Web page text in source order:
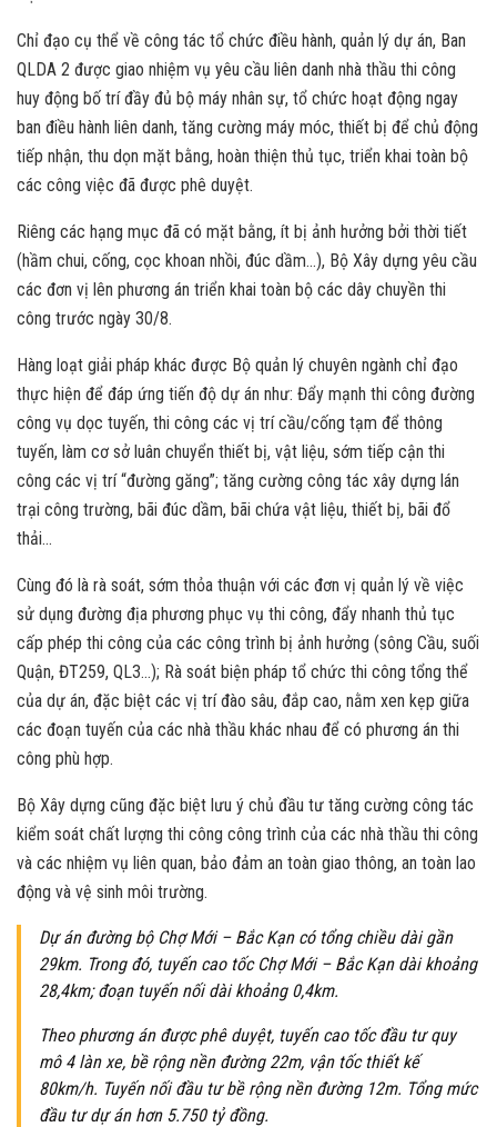
Chỉ đạo cụ thể về công tác tổ chức điều hành, quản lý dự án, Ban
QLDA 2 được giao nhiệm vụ yêu cầu liên danh nhà thầu thi công
huy động bố trí đầy đủ bộ máy nhân sự, tổ chức hoạt động ngay
ban điều hành liên danh, tăng cường máy móc, thiết bị để chủ động
tiếp nhận, thu dọn mặt bằng, hoàn thiện thủ tục, triển khai toàn bộ
các công việc đã được phê duyệt.
Riêng các hạng mục đã có mặt bằng, ít bị ảnh hưởng bởi thời tiết
(hầm chui, cống, cọc khoan nhồi, đúc dầm…), Bộ Xây dựng yêu cầu
các đơn vị lên phương án triển khai toàn bộ các dây chuyền thi
công trước ngày 30/8.
Hàng loạt giải pháp khác được Bộ quản lý chuyên ngành chỉ đạo
thực hiện để đáp ứng tiến độ dự án như: Đẩy mạnh thi công đường
công vụ dọc tuyến, thi công các vị trí cầu/cống tạm để thông
tuyến, làm cơ sở luân chuyển thiết bị, vật liệu, sớm tiếp cận thi
công các vị trí “đường găng”; tăng cường công tác xây dựng lán
trại công trường, bãi đúc dầm, bãi chứa vật liệu, thiết bị, bãi đổ
thải…
Cùng đó là rà soát, sớm thỏa thuận với các đơn vị quản lý về việc
sử dụng đường địa phương phục vụ thi công, đẩy nhanh thủ tục
cấp phép thi công của các công trình bị ảnh hưởng (sông Cầu, suối
Quận, ĐT259, QL3…); Rà soát biện pháp tổ chức thi công tổng thể
của dự án, đặc biệt các vị trí đào sâu, đắp cao, nằm xen kẹp giữa
các đoạn tuyến của các nhà thầu khác nhau để có phương án thi
công phù hợp.
Bộ Xây dựng cũng đặc biệt lưu ý chủ đầu tư tăng cường công tác
kiểm soát chất lượng thi công công trình của các nhà thầu thi công
và các nhiệm vụ liên quan, bảo đảm an toàn giao thông, an toàn lao
động và vệ sinh môi trường.
Dự án đường bộ Chợ Mới – Bắc Kạn có tổng chiều dài gần
29km. Trong đó, tuyến cao tốc Chợ Mới – Bắc Kạn dài khoảng
28,4km; đoạn tuyến nối dài khoảng 0,4km.
Theo phương án được phê duyệt, tuyến cao tốc đầu tư quy
mô 4 làn xe, bề rộng nền đường 22m, vận tốc thiết kế
80km/h. Tuyến nối đầu tư bề rộng nền đường 12m. Tổng mức
đầu tư dự án hơn 5.750 tỷ đồng.